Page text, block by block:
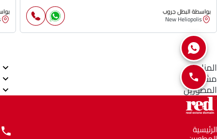
بواسطة البطل جروب
New Heliopolis
المناطق
مشاريع
المطورين
الرئيسية